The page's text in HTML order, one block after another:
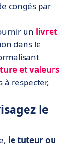
congés par
un livret
dans le
et valeurs
à respecter,
le
le tuteur ou